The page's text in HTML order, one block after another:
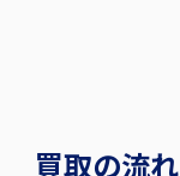
買取の流れ